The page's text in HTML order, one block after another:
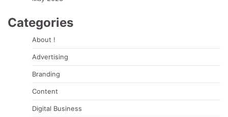
Categories
About !
Advertising
Branding
Content
Digital Business